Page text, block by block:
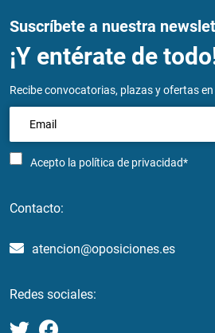
Suscríbete a nuestra
¡Y entérate de
Recibe convocatorias, plazas y ofertas
Acepto la política de privacidad*
Contacto:
atencion@oposiciones.es
Redes sociales: